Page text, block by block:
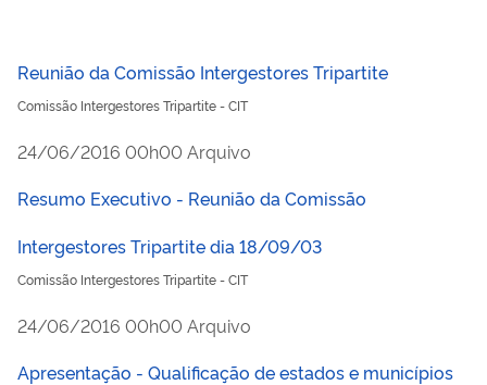
Reunião da Comissão Intergestores Tripartite
Comissão Intergestores Tripartite - CIT
publicado
24/06/2016 00h00 Arquivo
Resumo Executivo - Reunião da Comissão
Intergestores Tripartite dia 18/09/03
Comissão Intergestores Tripartite - CIT
publicado
24/06/2016 00h00 Arquivo
Apresentação - Qualificação de estados e municípios